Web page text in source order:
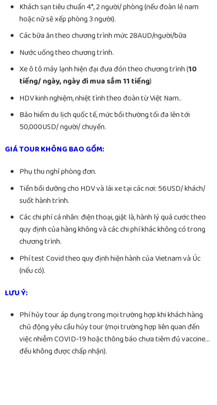
Khách sạn tiêu chuẩn 4*, 2 người/ phòng (nếu đoàn lẻ nam
hoặc nữ sẽ xếp phòng 3 người).
Các bữa ăn theo chương trình mức 28AUD/người/bữa
Nước uống theo chương trình.
Xe ô tô máy lạnh hiện đại đưa đón theo chương trình (10
tiếng/ ngày, ngày đi mua sắm 11 tiếng)
HDV kinh nghiệm, nhiệt tình theo đoàn từ Việt Nam..
Bảo hiểm du lịch quốc tế, mức bồi thường tối đa lên tới
50,000USD/ người/ chuyến.
GIÁ TOUR KHÔNG BAO GỒM:
Phụ thu nghỉ phòng đơn.
Tiền bồi dưỡng cho HDV và lái xe tại các nơi: 56USD/ khách/
suốt hành trình.
Các chi phí cá nhân: điện thoại, giặt là, hành lý quá cước theo
quy định của hàng không và các chi phí khác không có trong
chương trình.
Phí test Covid theo quy định hiện hành của Vietnam và Úc
(nếu có).
LƯU Ý:
Phí hủy tour áp dụng trong mọi trường hợp khi khách hàng
chủ động yêu cầu hủy tour (mọi trường hợp liên quan đến
việc nhiễm COVID-19 hoặc thông báo chưa tiêm đủ vaccine…
đều không được chấp nhận).